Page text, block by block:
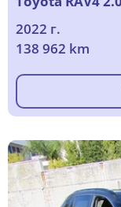
2022 г.
138 962 km